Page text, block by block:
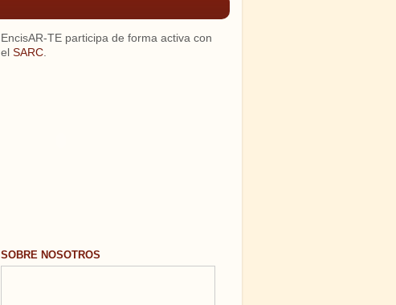
EncisAR-TE participa de forma activa con
el SARC
SOBRE NOSOTROS